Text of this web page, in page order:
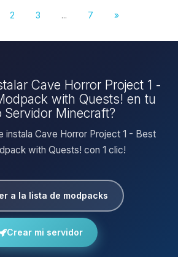
2 3 ... 7 »
Cave Horror Project 1 -
with Quests! en tu
Servidor Minecraft?
instala Cave Horror Project 1 - Best
with Quests! con 1 clic!
a la lista de modpacks
Crear mi servidor